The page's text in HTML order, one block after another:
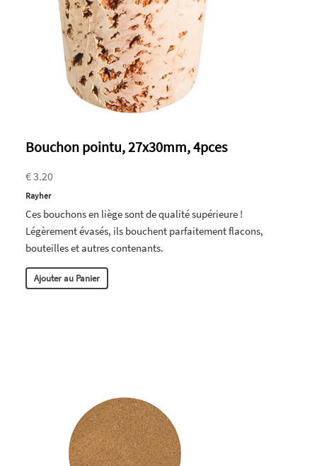
Bouchon pointu, 27x30mm, 4pces
€ 3.20
Rayher
Ces bouchons en liège sont de qualité supérieure !
Légèrement évasés, ils bouchent parfaitement flacons,
bouteilles et autres contenants.
Ajouter au Panier